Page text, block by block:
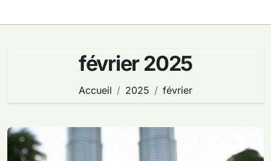
février 2025
Accueil 2025 février